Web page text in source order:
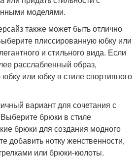
моделями.
также может быть отлично
плиссированную юбку или
и стильного вида. Если
расслабленный образ,
или юбку в стиле спортивного
вариант для сочетания с
брюки в стиле
брюки для создания модного
добавить нотку женственности,
или брюки-кюлоты.